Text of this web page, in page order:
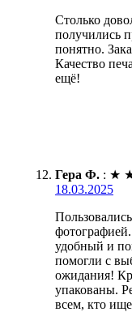
Столько
получились
понятно.
Качество
ещё!
Гера Ф. : ★
18.03.2025
удобный и
помогли с
ожидания!
упакованы.
всем, кто